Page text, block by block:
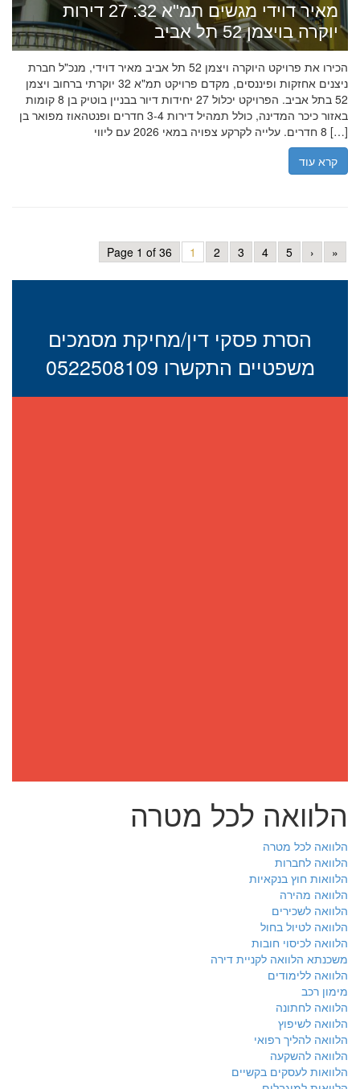
מאיר דוידי מגשים תמ"א 32: 27 דירות
יוקרה בויצמן 52 תל אביב
הכירו את פרויקט היוקרה ויצמן 52 תל אביב מאיר דוידי, מנכ"ל חברת
ניצנים אחזקות ופיננסים, מקדם פרויקט תמ"א 32 יוקרתי ברחוב ויצמן
52 בתל אביב. הפרויקט יכלול 27 יחידות דיור בבניין בוטיק בן 8 קומות
באזור כיכר המדינה, כולל תמהיל דירות 3-4 חדרים ופנטהאוז מפואר בן
8 חדרים. עלייה לקרקע צפויה במאי 2026 עם ליווי […]
קרא עוד
Page 1 of 36 1 2 3 4 5 › »
הסרת פסקי דין/מחיקת מסמכים
משפטיים התקשרו 0522508109
הלוואה לכל מטרה
הלוואה לכל מטרה
הלוואה לחברות
הלוואות חוץ בנקאיות
הלוואה מהירה
הלוואה לשכירים
הלוואה לטיול בחול
הלוואה לכיסוי חובות
משכנתא הלוואה לקניית דירה
הלוואה ללימודים
מימון רכב
הלוואה לחתונה
הלוואה לשיפוץ
הלוואה להליך רפואי
הלוואה להשקעה
הלוואות לעסקים בקשיים